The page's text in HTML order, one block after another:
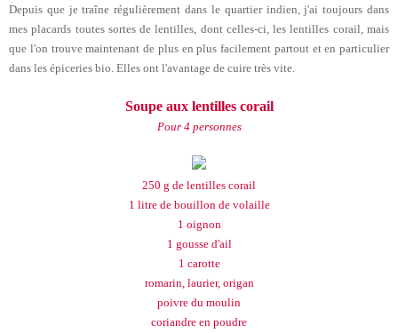
Depuis que je traîne régulièrement dans le quartier indien, j'ai toujours dans
mes placards toutes sortes de lentilles, dont celles-ci, les lentilles corail, mais
que l'on trouve maintenant de plus en plus facilement partout et en particulier
dans les épiceries bio. Elles ont l'avantage de cuire très vite.
Soupe aux lentilles corail
Pour 4 personnes
250 g de lentilles corail
1 litre de bouillon de volaille
1 oignon
1 gousse d'ail
1 carotte
romarin, laurier, origan
poivre du moulin
coriandre en poudre